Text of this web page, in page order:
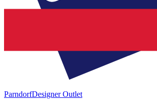
ParndorfDesigner Outlet